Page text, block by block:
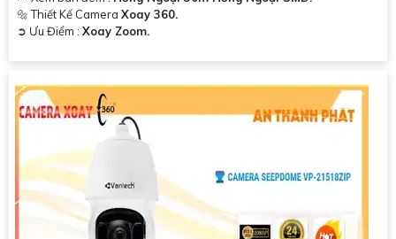
🔩 Thiết Kế Camera Xoay 360.
️➲ Ưu Điểm : Xoay Zoom.